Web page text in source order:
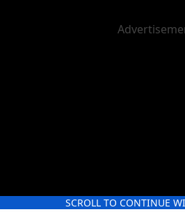
SCROLL TO CONTINUE